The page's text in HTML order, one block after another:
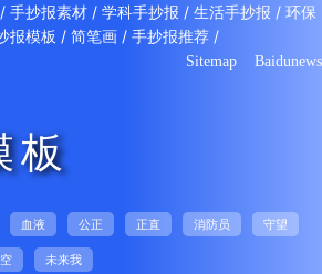
/ 手抄报素材 / 学科手抄报 / 生活手抄报 / 环保
报模板 / 简笔画 / 手抄报推荐 /
Sitemap Baidunews
板
血液 公正 正直 消防员 守望
未来我